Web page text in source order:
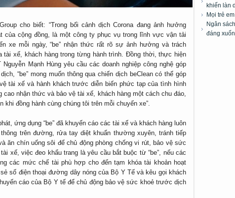
cho biết: “Trong bối cảnh dịch Corona đang ảnh hưởng
của cộng đồng, là một công ty phục vụ trong lĩnh vực vận tải
xe mỗi ngày, “be” nhận thức rất rõ sự ảnh hưởng và trách
xế, khách hàng trong từng hành trình. Đồng thời, thực hiện
Mạnh Hùng yêu cầu các doanh nghiệp công nghệ góp
“be” mong muốn thông qua chiến dịch beClean có thể góp
tài xế và hành khách trước diễn biến phức tạp của tình hình
cao nhận thức và bảo vệ tài xế, khách hàng một cách chu đáo,
khi đồng hành cùng chúng tôi trên mỗi chuyến xe”.
ứng dụng “be” đã khuyến cáo các tài xế và khách hàng luôn
trên đường, rửa tay diệt khuẩn thường xuyên, tránh tiếp
ăn chín uống sôi để chủ động phòng chống vi rút, bảo vệ sức
xế, việc đeo khẩu trang là yêu cầu bắt buộc từ “be”, nếu các
các mức chế tài phù hợp cho đến tạm khóa tài khoản hoạt
số điện thoại đường dây nóng của Bộ Y Tế và kêu gọi khách
cáo của Bộ Y tế để chủ động bảo vệ sức khoẻ trước dịch
khiến làn
Mọi trẻ
Ngân
đáng